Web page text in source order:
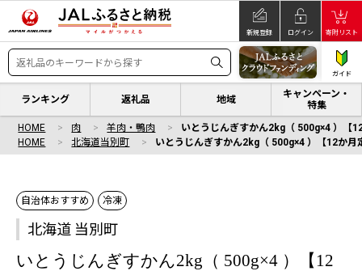
新規登録 ログイン 寄附リスト
ガイド
ランキング 返礼品 地域
キャンペーン・
特集
HOME 肉 羊肉・鴨肉
いとうじんぎすかん2kg（ 500g×4 ）【
HOME
北海道当別町 いとうじんぎすかん2kg（ 500g×4 ）【12か月
自治体おすすめ 冷凍
北海道 当別町
いとうじんぎすかん2kg（ 500g×4 ）【12